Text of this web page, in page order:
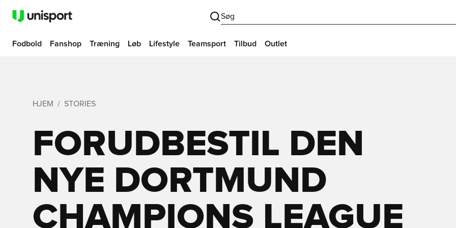
Søg
Fodbold Fanshop Træning Løb Lifestyle Teamsport Tilbud Outlet
HJEM STORIES
FORUDBESTIL DEN
NYE DORTMUND
CHAMPIONS LEAGUE